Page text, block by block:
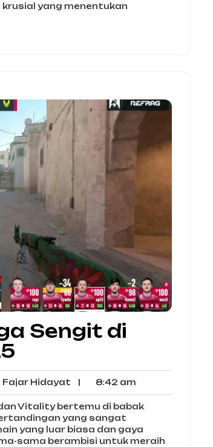
krusial yang menentukan
Sengit di
Fajar HidayatFajar
Hidayat
| 8:42 am
am
Vitality bertemu di babak
yang sangat
yang luar biasa dan gaya
sama berambisi untuk meraih